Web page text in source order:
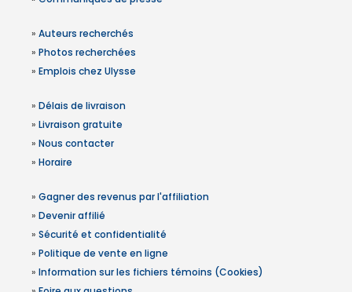
» Auteurs recherchés
» Photos recherchées
» Emplois chez Ulysse
» Délais de livraison
» Livraison gratuite
» Nous contacter
» Horaire
» Gagner des revenus par l'affiliation
» Devenir affilié
» Sécurité et confidentialité
» Politique de vente en ligne
» Information sur les fichiers témoins (Cookies)